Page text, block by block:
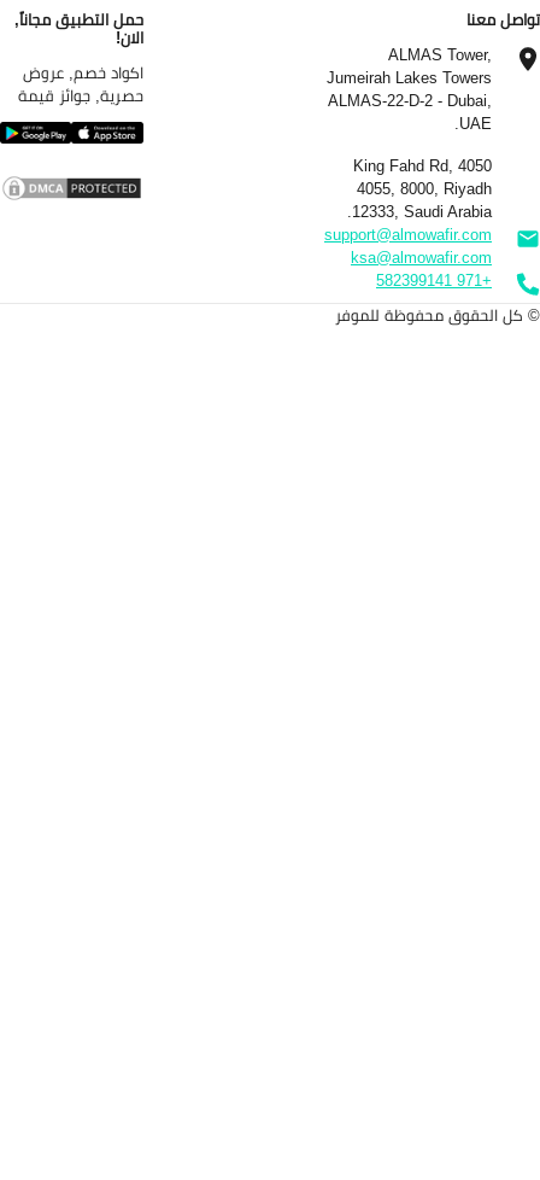
Jumeirah
ALMAS-22-
4050 King
4055,
12333,
حمل التطبيق مجاناً,
حصرية, جوائز قيمة
للموفر